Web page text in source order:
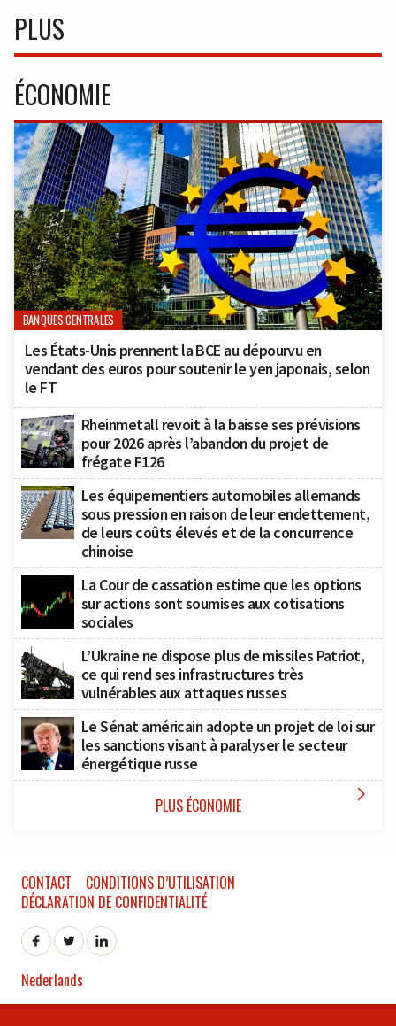
PLUS
ÉCONOMIE
BANQUES CENTRALES
Les États-Unis prennent la BCE au dépourvu en
vendant des euros pour soutenir le yen japonais, selon
le FT
Rheinmetall revoit à la baisse ses prévisions
pour 2026 après l’abandon du projet de
frégate F126
Les équipementiers automobiles allemands
sous pression en raison de leur endettement,
de leurs coûts élevés et de la concurrence
chinoise
La Cour de cassation estime que les options
sur actions sont soumises aux cotisations
sociales
L’Ukraine ne dispose plus de missiles Patriot,
ce qui rend ses infrastructures très
vulnérables aux attaques russes
Le Sénat américain adopte un projet de loi sur
les sanctions visant à paralyser le secteur
énergétique russe
PLUS ÉCONOMIE 
CONTACT
CONDITIONS D’UTILISATION
DÉCLARATION DE CONFIDENTIALITÉ
Nederlands